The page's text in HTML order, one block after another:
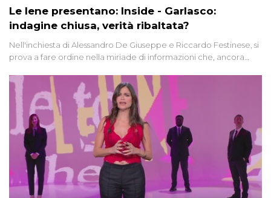
Le Iene presentano: Inside - Garlasco:
indagine chiusa, verità ribaltata?
Nell'inchiesta di Alessandro De Giuseppe e Riccardo Festinese, si
prova a fare ordine nella miriade di informazioni che, ancora
giudiziarie più discusse degli ultimi anni. Lo speciale ricostruisce la
vicenda mettendo in fila testimonianze, errori, dettagli
controversi e i protagonisti di un'indagine che sembra non avere
fine.